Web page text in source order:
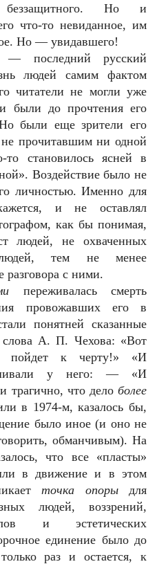
беззащитного. Но и
что-то невиданное, им
Но — увидавшего!
последний русский
людей самим фактом
читатели не могли уже
были до прочтения его
были еще зрители его
прочитавшим ни одной
становилось ясней в
Воздействие было не
личностью. Именно для
и не оставлял
как бы понимая,
людей, не охваченных
тем не менее
с ними.
переживалась смерть
провожавших его в
понятней сказанные
слова А. П. Чехова: «Вот
пойдет к черту!» «И
у него: — «И
трагично, что дело более
в 1974-м, казалось бы,
было иное (и оно не
обманчивым). На
что все «пласты»
в движение и в этом
точка опорыдля
людей, воззрений,
и эстетических
единение было до
раз и остается, к